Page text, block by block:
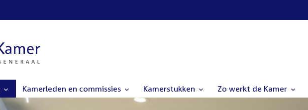
Kamerleden en commissies Kamerstukken Zo werkt de Kamer